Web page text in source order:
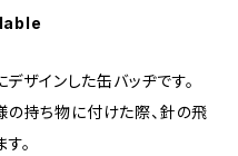
ザインした缶バッヂです。
持ち物に付けた際、針の飛
。